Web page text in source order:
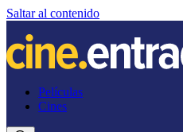
Saltar al contenido
Películas
Cines